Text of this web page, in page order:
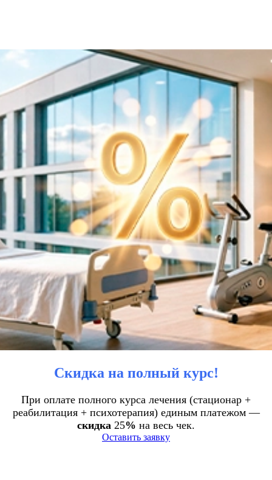
Скидка на полный курс!
При оплате полного курса лечения (стационар +
реабилитация + психотерапия) единым платежом —
скидка 25% на весь чек.
Оставить заявку